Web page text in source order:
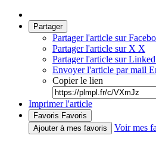
Partager
Partager l'article sur
Partager l'article sur X X
Partager l'article sur
Envoyer l'article par mail
Copier le lien
Imprimer l'article
Favoris Favoris
Ajouter à mes favoris
Voir mes